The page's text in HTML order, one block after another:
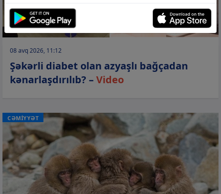
08 avq 2026, 11:12
Şəkərli diabet olan azyaşlı bağçadan
kənarlaşdırılıb? –Video
CƏMİYYƏT